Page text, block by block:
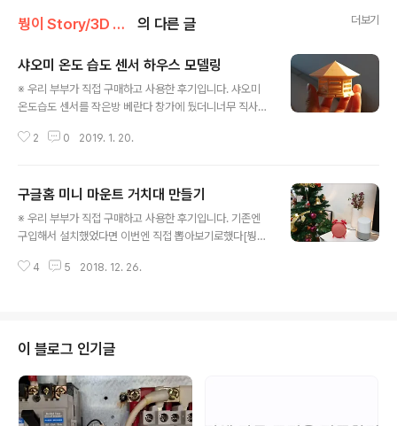
붱이 Story/3D Printer 의 다른 글 더보기
샤오미 온도 습도 센서 하우스 모델링
※ 우리 부부가 직접 구매하고 사용한 후기입니다. 샤오미
온도습도 센서를 작은방 베란다 창가에 뒀더니너무 직사광
우가 있었다. 뭐 그늘찾아서 놔둬 되지만 3d 모델링을 해
들이 계속 속출해서 생각보다 오래걸렸다 완성작 먼저보고
중간 과정들 보자~~ 지붕과 아래 정자를 따로 뽑아서 샤오
미 센서를 넣어주고 닫으면 끝 이렇게 완성된다. 그리고 베
정될 것이다. 설계모습~~ tinkercad 이용해서 설계했다.
2 0 2019. 1. 20.
구글홈 미니 마운트 거치대 만들기
※ 우리 부부가 직접 구매하고 사용한 후기입니다. 기존엔
구입해서 설치했었다면 이번엔 직접 뽑아보기로했다[붱이
단돈 4천원 신짱님이 만드신 구글홈 미니 마운트 https://
아래부터는 동료들이 찍어보내준 사진~~ 즐거운 3d prin
ting..~~ ※ 공감 및 댓글 한마디는 포스팅하는데 큰 힘이
됩니다.
4 5 2018. 12. 26.
이 블로그 인기글